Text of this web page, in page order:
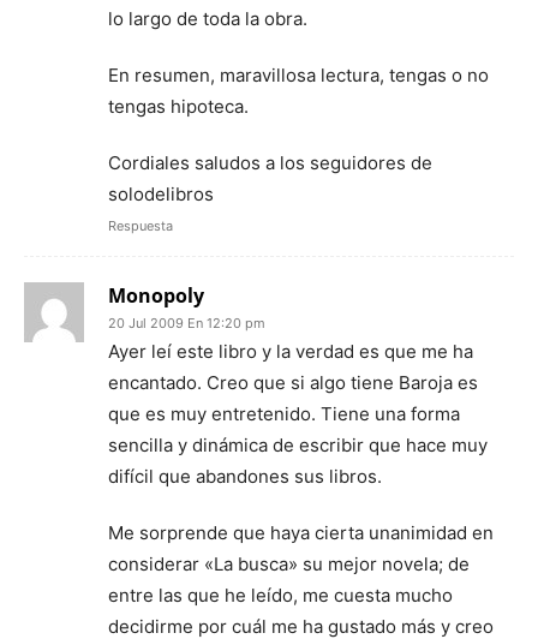
lo largo de toda la obra.
En resumen, maravillosa lectura, tengas o no
tengas hipoteca.
Cordiales saludos a los seguidores de
solodelibros
Respuesta
Monopoly
20 Jul 2009 En 12:20 pm
Ayer leí este libro y la verdad es que me ha
encantado. Creo que si algo tiene Baroja es
que es muy entretenido. Tiene una forma
sencilla y dinámica de escribir que hace muy
difícil que abandones sus libros.
Me sorprende que haya cierta unanimidad en
considerar «La busca» su mejor novela; de
entre las que he leído, me cuesta mucho
decidirme por cuál me ha gustado más y creo